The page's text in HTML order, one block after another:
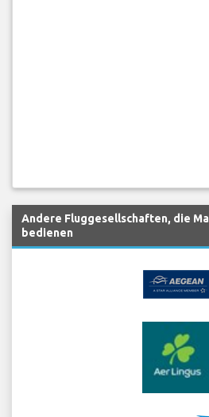
Andere Fluggesellschaften, die
bedienen